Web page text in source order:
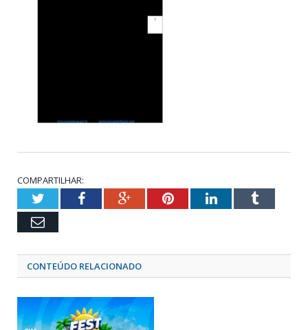
COMPARTILHAR:
TwitterFacebookGoogle+PinterestLinkedInTumblr
Email
CONTEÚDO RELACIONADO